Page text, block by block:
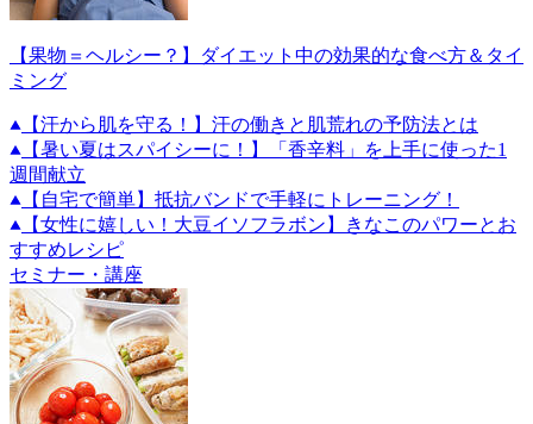
【果物＝ヘルシー？】ダイエット中の効果的な食べ方＆タイ
ミング
【汗から肌を守る！】汗の働きと肌荒れの予防法とは
【暑い夏はスパイシーに！】「香辛料」を上手に使った1
週間献立
【自宅で簡単】抵抗バンドで手軽にトレーニング！
【女性に嬉しい！大豆イソフラボン】きなこのパワーとお
すすめレシピ
セミナー・講座